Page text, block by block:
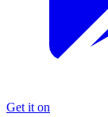
Get it on